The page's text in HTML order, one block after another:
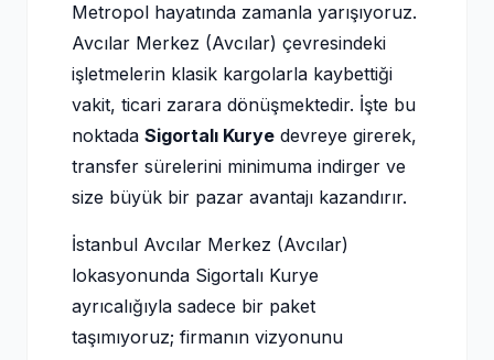
Metropol hayatında zamanla yarışıyoruz.
Avcılar Merkez (Avcılar) çevresindeki
işletmelerin klasik kargolarla kaybettiği
vakit, ticari zarara dönüşmektedir. İşte bu
noktada Sigortalı Kurye devreye girerek,
transfer sürelerini minimuma indirger ve
size büyük bir pazar avantajı kazandırır.
İstanbul Avcılar Merkez (Avcılar)
lokasyonunda Sigortalı Kurye
ayrıcalığıyla sadece bir paket
taşımıyoruz; firmanın vizyonunu